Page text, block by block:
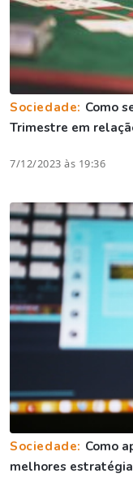
Sociedade: Como
Trimestre em
7/12/2023 às 19:36
Sociedade: Como
melhores